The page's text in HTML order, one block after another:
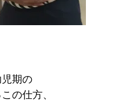
期の
の仕方、